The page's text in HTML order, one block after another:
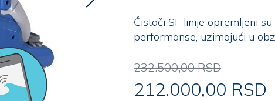
Čistači SF linije opremljeni
performanse, uzimajući u
232.500,00 RSD
212.000,00 RSD